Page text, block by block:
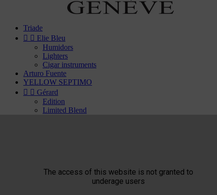
The access of this website is not granted to
underage users
Triade
  Elie Bleu
Humidors
Lighters
Cigar instruments
Arturo Fuente
YELLOW SEPTIMO
  Gérard
Edition
Limited Blend
Bolivar